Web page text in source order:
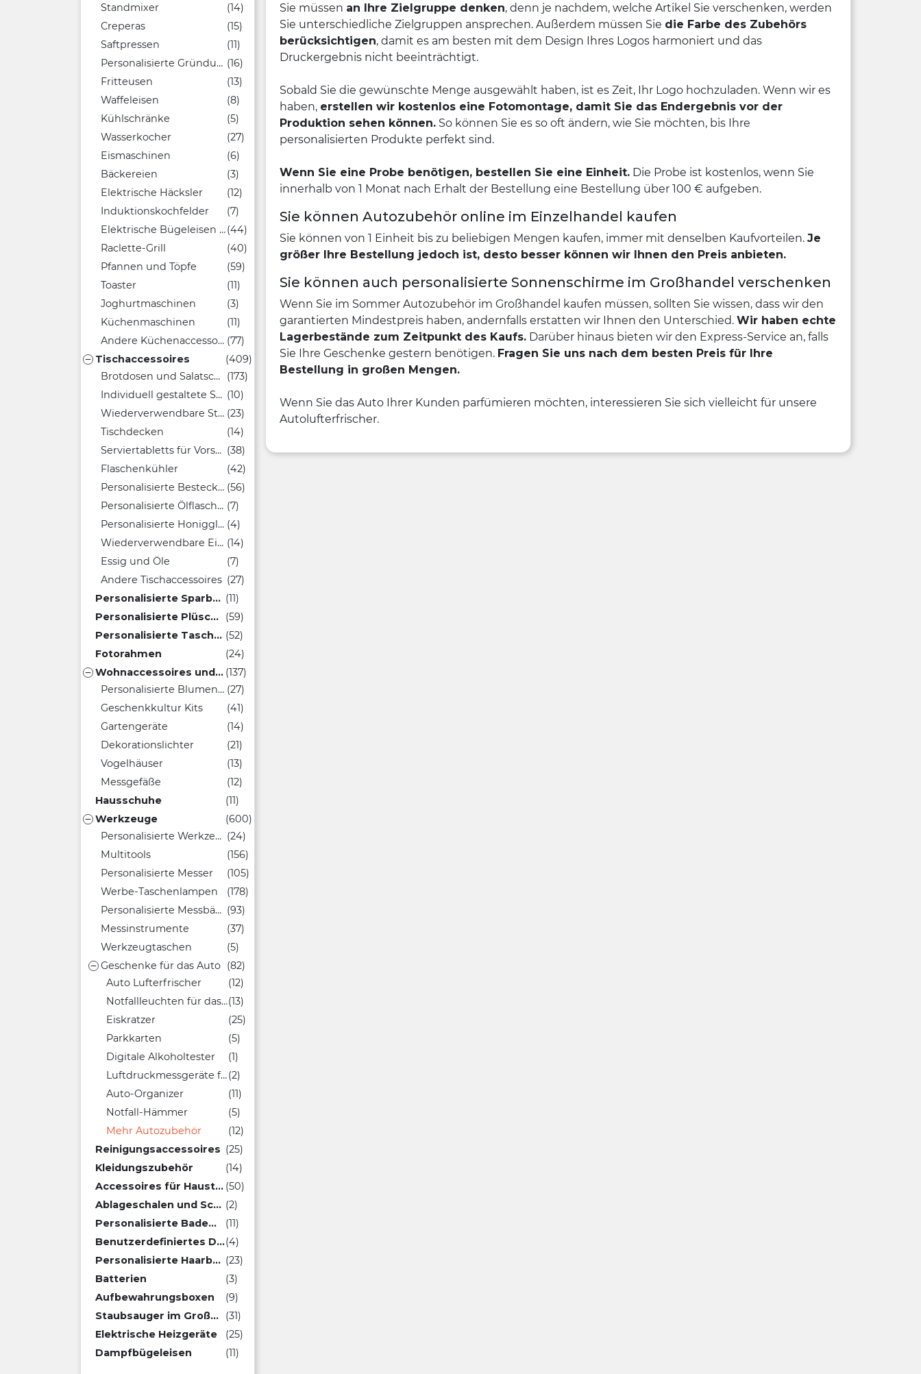
Standmixer
(14)
Creperas
(15)
Saftpressen
(11)
Personalisierte Gründungen (16)
Fritteusen
(13)
Waffeleisen
(8)
Kühlschränke
(5)
Wasserkocher
(27)
Eismaschinen
(6)
Bäckereien
(3)
Elektrische Häcksler
(12)
Induktionskochfelder
(7)
Elektrische Bügeleisen und Grills(44)
Raclette-Grill
(40)
Pfannen und Töpfe
(59)
Toaster
(11)
Joghurtmaschinen
(3)
Küchenmaschinen
(11)
Andere Küchenaccessoires (77)
 Tischaccessoires
(409)
Brotdosen und Salatschüsseln
(173)
Individuell gestaltete Sandwichtaschen (10)
Wiederverwendbare Strohhalme (23)
Tischdecken
(14)
Serviertabletts für Vorspeisen (38)
Flaschenkühler
(42)
Personalisierte Bestecksets (56)
Personalisierte Ölflaschen (7)
Personalisierte Honiggläser (4)
Wiederverwendbare Eiswürfel (14)
Essig und Öle
(7)
Andere Tischaccessoires (27)
Personalisierte Sparbüchsen (11)
Personalisierte Plüschtiere
(59)
Personalisierte Taschenspiegel (52)
Fotorahmen
(24)
 Wohnaccessoires und Pflanzen (137)
Personalisierte Blumentöpfe (27)
Geschenkkultur Kits
(41)
Gartengeräte
(14)
Dekorationslichter
(21)
Vogelhäuser
(13)
Messgefäße
(12)
Hausschuhe
(11)
 Werkzeuge
(600)
Personalisierte Werkzeuge (24)
Multitools
(156)
Personalisierte Messer
(105)
Werbe-Taschenlampen
(178)
Personalisierte Messbänder (93)
Messinstrumente
(37)
Werkzeugtaschen
(5)
 Geschenke für das Auto (82)
Auto Lufterfrischer
(12)
Notfallleuchten für das Auto(13)
Eiskratzer
(25)
Parkkarten
(5)
Digitale Alkoholtester
(1)
Luftdruckmessgeräte für Reifen(2)
Auto-Organizer
(11)
Notfall-Hämmer
(5)
Mehr Autozubehör
(12)
Reinigungsaccessoires (25)
Kleidungszubehör
(14)
Accessoires für Haustiere (50)
Ablageschalen und Schlüsselbretter (2)
Personalisierte Bademäntel
(11)
Benutzerdefiniertes Dou Dou(4)
Personalisierte Haarbürsten (23)
Batterien
(3)
Aufbewahrungsboxen
(9)
Staubsauger im Großhandel
(31)
Elektrische Heizgeräte
(25)
Dampfbügeleisen
(11)
Sie müssen an Ihre Zielgruppe denken, denn je nachdem, welche Artikel Sie verschenken, werden
Sie unterschiedliche Zielgruppen ansprechen. Außerdem müssen Sie die Farbe des Zubehörs
berücksichtigen, damit es am besten mit dem Design Ihres Logos harmoniert und das
Druckergebnis nicht beeinträchtigt.
Sobald Sie die gewünschte Menge ausgewählt haben, ist es Zeit, Ihr Logo hochzuladen. Wenn wir es
haben, erstellen wir kostenlos eine Fotomontage, damit Sie das Endergebnis vor der
Produktion sehen können. So können Sie es so oft ändern, wie Sie möchten, bis Ihre
personalisierten Produkte perfekt sind.
Wenn Sie eine Probe benötigen, bestellen Sie eine Einheit. Die Probe ist kostenlos, wenn Sie
innerhalb von 1 Monat nach Erhalt der Bestellung eine Bestellung über 100 € aufgeben.
Sie können Autozubehör online im Einzelhandel kaufen
Sie können von 1 Einheit bis zu beliebigen Mengen kaufen, immer mit denselben Kaufvorteilen. Je
größer Ihre Bestellung jedoch ist, desto besser können wir Ihnen den Preis anbieten.
Sie können auch personalisierte Sonnenschirme im Großhandel verschenken
Wenn Sie im Sommer Autozubehör im Großhandel kaufen müssen, sollten Sie wissen, dass wir den
garantierten Mindestpreis haben, andernfalls erstatten wir Ihnen den Unterschied. Wir haben echte
Lagerbestände zum Zeitpunkt des Kaufs. Darüber hinaus bieten wir den Express-Service an, falls
Sie Ihre Geschenke gestern benötigen. Fragen Sie uns nach dem besten Preis für Ihre
Bestellung in großen Mengen.
Wenn Sie das Auto Ihrer Kunden parfümieren möchten, interessieren Sie sich vielleicht für unsere
Autolufterfrischer.